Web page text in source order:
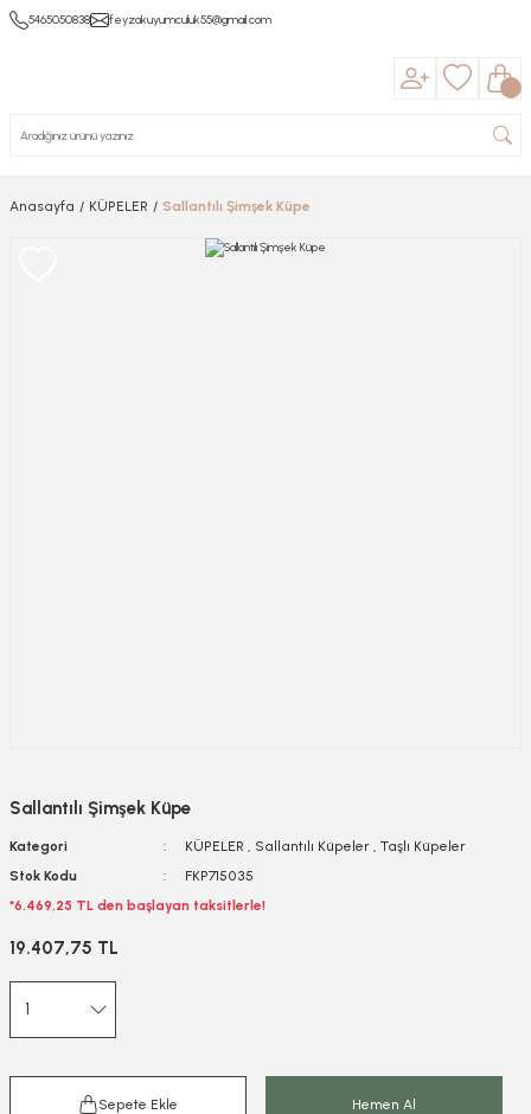
5465050838 feyzakuyumculuk55@gmail.com
Anasayfa KÜPELER Sallantılı Şimşek Küpe
Sallantılı Şimşek Küpe
Kategori KÜPELER , Sallantılı Küpeler , Taşlı Küpeler
Stok Kodu
FKP715035
*6.469,25 TL den başlayan taksitlerle!
19.407,75 TL
Sepete Ekle Hemen Al